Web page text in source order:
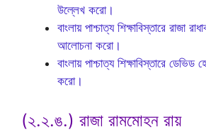
উল্লেখ করো।
বাংলায় পাশ্চাত্য শিক্ষাবিস্তারে রাজা
আলোচনা করো।
বাংলায় পাশ্চাত্য শিক্ষাবিস্তারে
করো।
(২.২.ঙ.) রাজা রামমোহন রায়